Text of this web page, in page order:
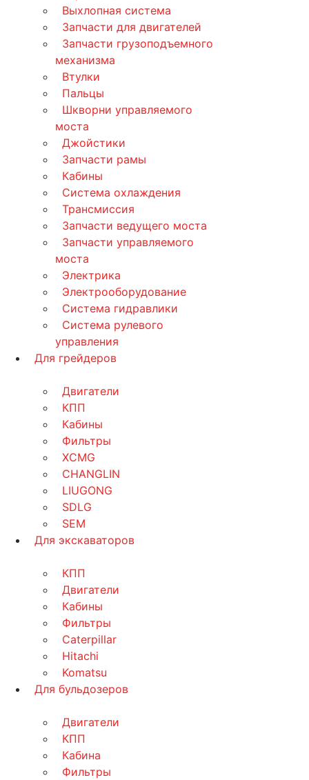
Выхлопная система
Запчасти для двигателей
Запчасти грузоподъемного
механизма
Втулки
Пальцы
Шкворни управляемого
моста
Джойстики
Запчасти рамы
Кабины
Система охлаждения
Трансмиссия
Запчасти ведущего моста
Запчасти управляемого
моста
Электрика
Электрооборудование
Система гидравлики
Система рулевого
управления
Для грейдеров
Двигатели
КПП
Кабины
Фильтры
XCMG
CHANGLIN
LIUGONG
SDLG
SEM
Для экскаваторов
КПП
Двигатели
Кабины
Фильтры
Caterpillar
Hitachi
Komatsu
Для бульдозеров
Двигатели
КПП
Кабина
Фильтры